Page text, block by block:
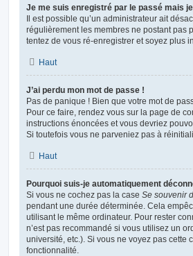
Je me suis enregistré par le passé mais
Il est possible qu’un administrateur ait
régulièrement les membres ne postant pas
tentez de vous ré-enregistrer et soyez plus
Haut
J’ai perdu mon mot de passe !
Pas de panique ! Bien que votre mot de
Pour ce faire, rendez vous sur la page de
instructions énoncées et vous devriez
Si toutefois vous ne parveniez pas à
Haut
Pourquoi suis-je automatiquement
Si vous ne cochez pas la case Se souvenir
pendant une durée déterminée. Cela
utilisant le même ordinateur. Pour rester
n’est pas recommandé si vous utilisez un
université, etc.). Si vous ne voyez pas cette
fonctionnalité.